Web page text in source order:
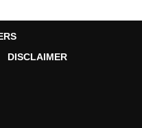
फिल्म के तले 'द इम्मोर्टल
DISCLAIMER